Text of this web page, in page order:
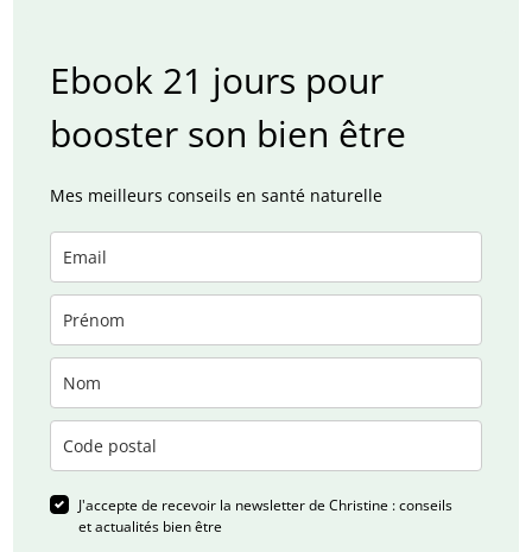
Ebook 21 jours pour
booster son bien être
Mes meilleurs conseils en santé naturelle
J'accepte de recevoir la newsletter de Christine : conseils
et actualités bien être